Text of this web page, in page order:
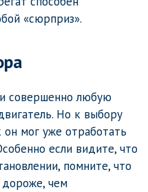
«сюрприз».
совершенно любую
Но к выбору
мог уже отработать
если видите, что
помните, что
чем